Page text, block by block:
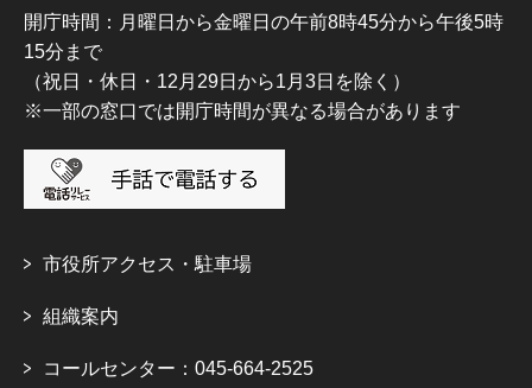
開庁時間：月曜日から金曜日の午前8時45分から午後5時
15分まで
（祝日・休日・12月29日から1月3日を除く）
※一部の窓口では開庁時間が異なる場合があります
市役所アクセス・駐車場
組織案内
コールセンター：045-664-2525